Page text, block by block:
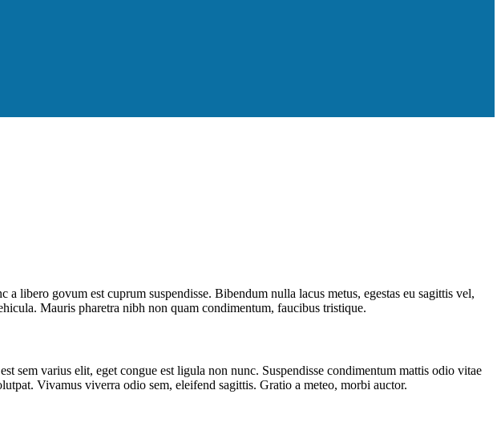
libero govum est cuprum suspendisse. Bibendum nulla lacus metus, egestas eu sagittis vel,
Mauris pharetra nibh non quam condimentum, faucibus tristique.
sem varius elit, eget congue est ligula non nunc. Suspendisse condimentum mattis odio vitae
Vivamus viverra odio sem, eleifend sagittis. Gratio a meteo, morbi auctor.